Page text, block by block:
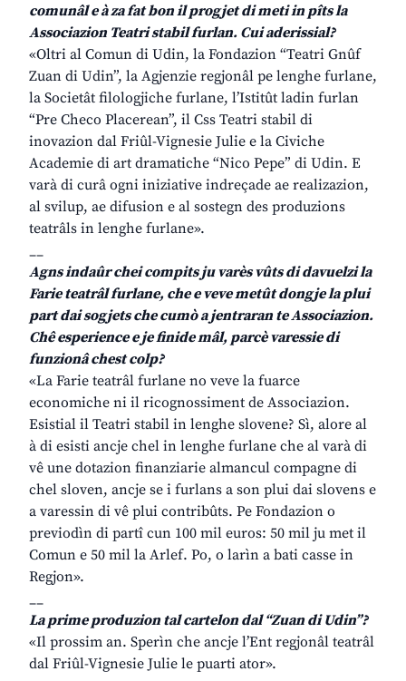
comunâl e à za fat bon il progjet di meti in pîts la
Associazion Teatri stabil furlan. Cui aderissial?
«Oltri al Comun di Udin, la Fondazion “Teatri Gnûf
Zuan di Udin”, la Agjenzie regjonâl pe lenghe furlane,
la Societât filologjiche furlane, l’Istitût ladin furlan
“Pre Checo Placerean”, il Css Teatri stabil di
inovazion dal Friûl-Vignesie Julie e la Civiche
Academie di art dramatiche “Nico Pepe” di Udin. E
varà di curâ ogni iniziative indreçade ae realizazion,
al svilup, ae difusion e al sostegn des produzions
teatrâls in lenghe furlane».
__
Agns indaûr chei compits ju varès vûts di davuelzi la
Farie teatrâl furlane, che e veve metût dongje la plui
part dai sogjets che cumò a jentraran te Associazion.
Chê esperience e je finide mâl, parcè varessie di
funzionâ chest colp?
«La Farie teatrâl furlane no veve la fuarce
economiche ni il ricognossiment de Associazion.
Esistial il Teatri stabil in lenghe slovene? Sì, alore al
à di esisti ancje chel in lenghe furlane che al varà di
vê une dotazion finanziarie almancul compagne di
chel sloven, ancje se i furlans a son plui dai slovens e
a varessin di vê plui contribûts. Pe Fondazion o
previodìn di partî cun 100 mil euros: 50 mil ju met il
Comun e 50 mil la Arlef. Po, o larìn a bati casse in
Regjon».
__
La prime produzion tal cartelon dal “Zuan di Udin”?
«Il prossim an. Sperìn che ancje l’Ent regjonâl teatrâl
dal Friûl-Vignesie Julie le puarti ator».